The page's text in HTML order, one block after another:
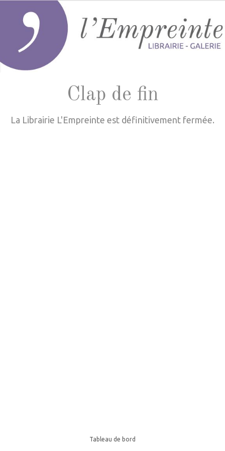
Clap de fin
La Librairie L'Empreinte est définitivement fermée.
Tableau de bord